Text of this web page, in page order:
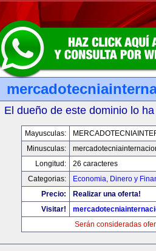
El dueño de este dominio lo
Mayusculas:
Minusculas:
Longitud:
26 caracteres
Categorias:
Economia, Dinero y
Precio:
Realizar una oferta!
Visitar!
Serán consideradas